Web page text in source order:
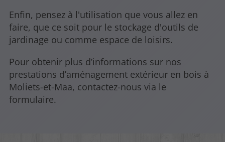
Enfin, pensez à l'utilisation que vous allez en
faire, que ce soit pour le stockage d'outils de
jardinage ou comme espace de loisirs.
Pour obtenir plus d’informations sur nos
prestations d’aménagement extérieur en bois à
Moliets-et-Maa, contactez-nous via le
formulaire.